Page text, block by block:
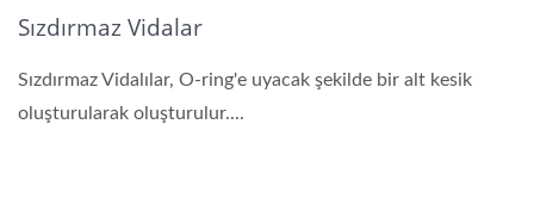
Sızdırmaz Vidalar
Sızdırmaz Vidalılar, O-ring'e uyacak şekilde bir alt kesik
oluşturularak oluşturulur....